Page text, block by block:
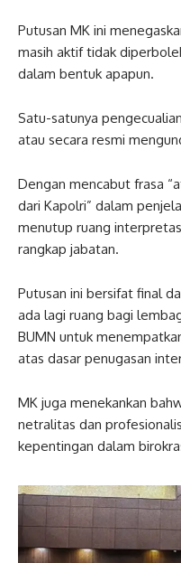
Putusan MK ini
masih aktif tidak
dalam bentuk apapun.
Satu-satunya
atau secara resmi
Dengan mencabut frasa
dari Kapolri” dalam
menutup ruang
rangkap jabatan.
Putusan ini bersifat final
ada lagi ruang bagi
BUMN untuk
atas dasar penugasan
MK juga menekankan
netralitas dan
kepentingan dalam